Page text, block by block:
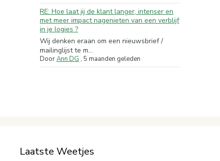
RE: Hoe laat jij de klant langer, intenser en
met meer impact nagenieten van een verblijf
in je logies ?
Wij denken eraan om een nieuwsbrief /
mailinglijst te m...
DoorAnn DG , 5 maanden geleden
Laatste Weetjes